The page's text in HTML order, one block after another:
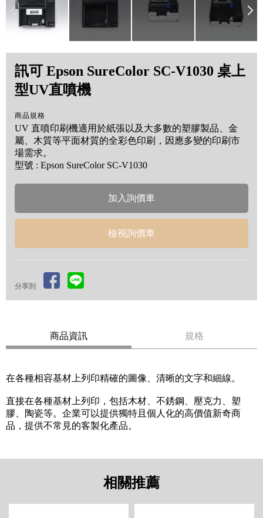
訊可 Epson SureColor SC-V1030 桌上
型UV直噴機
商品規格
UV 直噴印刷機適用於紙張以及大多數的塑膠製品、金
屬、木質等平面材質的全彩色印刷，因應多變的印刷市
場需求。
型號 : Epson SureColor SC-V1030
檢視詢價車
分享到
商品資訊 規格
在各種相容基材上列印精確的圖像、清晰的文字和細線。
直接在各種基材上列印，包括木材、不銹鋼、壓克力、塑
膠、陶瓷等。企業可以提供獨特且個人化的高價值新奇商
品，提供不常見的客製化產品。